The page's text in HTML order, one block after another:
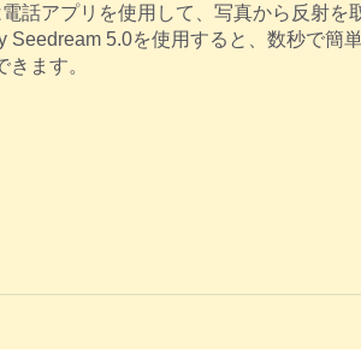
話アプリを使用して、写真から反射を
5.0を使用すると、数秒で簡
ます。